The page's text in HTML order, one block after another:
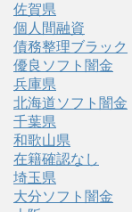
佐賀県
個人間融資
債務整理ブラック
優良ソフト闇金
兵庫県
北海道ソフト闇金
千葉県
和歌山県
在籍確認なし
埼玉県
大分ソフト闇金